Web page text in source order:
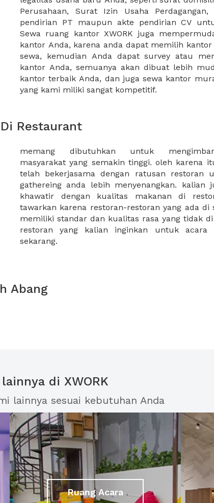
yang kami miliki sangat kompetitif.
Restaurant
sekarang.
Abang
di XWORK
lainnya sesuai kebutuhan Anda
Ruang Acara